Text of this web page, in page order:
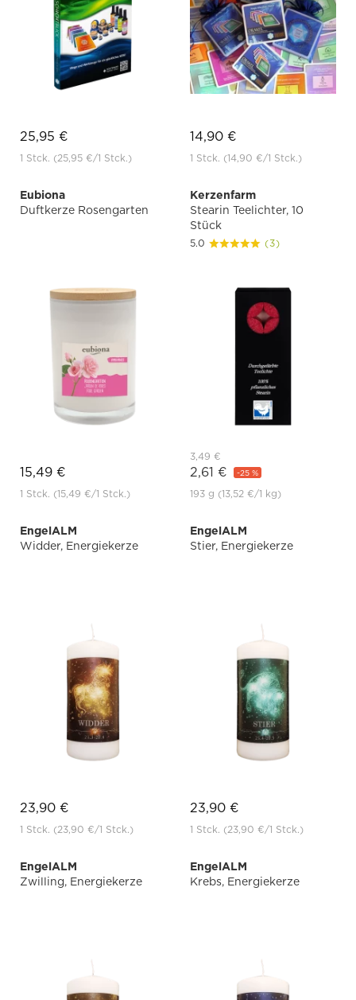
25,95 €
1 Stck. (25,95 €/1 Stck.)
14,90 €
1 Stck. (14,90 €/1 Stck.)
Eubiona
Duftkerze Rosengarten
15,49 €
1 Stck. (15,49 €/1 Stck.)
Kerzenfarm
Stearin Teelichter, 10
Stück
5.0 (3)
3,49 €
2,61 € -25 %
193 g (13,52 €/1 kg)
EngelALM
Widder, Energiekerze
23,90 €
1 Stck. (23,90 €/1 Stck.)
EngelALM
Stier, Energiekerze
23,90 €
1 Stck. (23,90 €/1 Stck.)
EngelALM
Zwilling, Energiekerze
EngelALM
Krebs, Energiekerze